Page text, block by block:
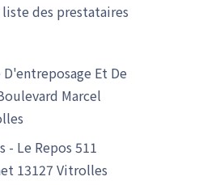
des prestataires
Et De
Marcel
- Le Repos 511
13127 Vitrolles